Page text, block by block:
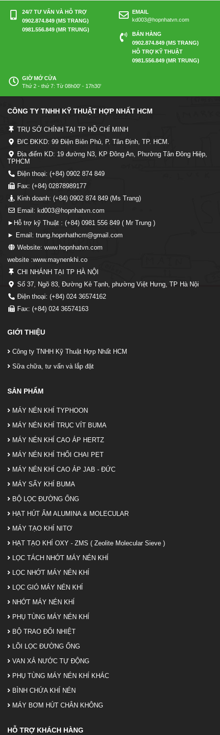
24/7 TƯ VẤN VÀ HỖ TRỢ
0902.874.849 (MS TRANG)
0981.556.849 (MR TRUNG)
EMAIL
kd003@hopnhatvn.com
BÁN HÀNG
0902.874.849 (MS TRANG)
HỖ TRỢ KỸ THUẬT
0981.556.849 (MR TRUNG)
GIỜ MỞ CỬA
Thứ 2 - thứ 7: Từ 08h00' - 17h30'
CÔNG TY TNHH KỸ THUẬT HỢP NHẤT HCM
TRỤ SỞ CHÍNH TẠI TP HỒ CHÍ MINH
Đ/C ĐKKD: 99 Điện Biên Phủ, P. Tân Định, TP. HCM.
Địa điểm KD: 19 đường N3, KP Đông An, Phường Tân Đông Hiệp,
TPHCM
Điện thoại: (+84) 0902 874 849
Fax: (+84) 02878989177
Kinh doanh: (+84) 0902 874 849 (Ms Trang)
Email: kd003@hopnhatvn.com
►Hỗ trợ kỹ Thuật : (+84) 0981 556 849 ( Mr Trung )
► Email: trung.hopnhathcm@gmail.com
Website: www.hopnhatvn.com
website :www.maynenkhi.co
CHI NHÁNH TẠI TP HÀ NỘI
Số 37, Ngõ 83, Đường Kẻ Tạnh, phường Việt Hưng, TP Hà Nội
Điện thoại: (+84) 024 36574162
Fax: (+84) 024 36574163
GIỚI THIỆU
Công ty TNHH Kỹ Thuật Hợp Nhất HCM
Sữa chữa, tư vấn và lắp đặt
SẢN PHẨM
MÁY NÉN KHÍ TYPHOON
MÁY NÉN KHÍ TRỤC VÍT BUMA
MÁY NÉN KHÍ CAO ÁP HERTZ
MÁY NÉN KHÍ THỔI CHAI PET
MÁY NÉN KHÍ CAO ÁP JAB - ĐỨC
MÁY SẤY KHÍ BUMA
BỘ LỌC ĐƯỜNG ỐNG
HẠT HÚT ẨM ALUMINA & MOLECULAR
MÁY TẠO KHÍ NITƠ
HẠT TẠO KHÍ OXY - ZMS ( Zeolite Molecular Sieve )
LỌC TÁCH NHỚT MÁY NÉN KHÍ
LỌC NHỚT MÁY NÉN KHÍ
LỌC GIÓ MÁY NÉN KHÍ
NHỚT MÁY NÉN KHÍ
PHỤ TÙNG MÁY NÉN KHÍ
BỘ TRAO ĐỔI NHIỆT
LÕI LỌC ĐƯỜNG ỐNG
VAN XẢ NƯỚC TỰ ĐỘNG
PHỤ TÙNG MÁY NÉN KHÍ KHÁC
BÌNH CHỨA KHÍ NÉN
MÁY BƠM HÚT CHÂN KHÔNG
HỖ TRỢ KHÁCH HÀNG